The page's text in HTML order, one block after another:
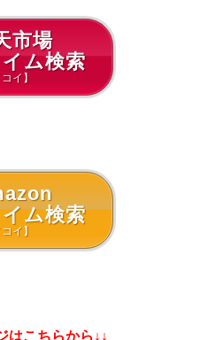
市場
ム検索
イ】
ム検索
イ】
はこちらから↓↓